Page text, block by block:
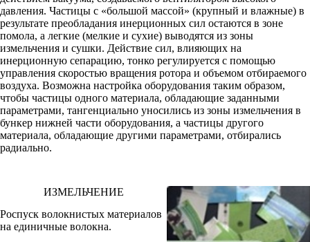
давления. Частицы с «большой массой» (крупный и влажные) в
результате преобладания инерционных сил остаются в зоне
помола, а легкие (мелкие и сухие) выводятся из зоны
измельчения и сушки. Действие сил, влияющих на
инерционную сепарацию, тонко регулируется с помощью
управления скоростью вращения ротора и объемом отбираемого
воздуха. Возможна настройка оборудования таким образом,
чтобы частицы одного материала, обладающие заданными
параметрами, тангенциально уносились из зоны измельчения в
бункер нижней части оборудования, а частицы другого
материала, обладающие другими параметрами, отбирались
радиально.
ИЗМЕЛЬЧЕНИЕ
Роспуск волокнистых материалов
на единичные волокна.